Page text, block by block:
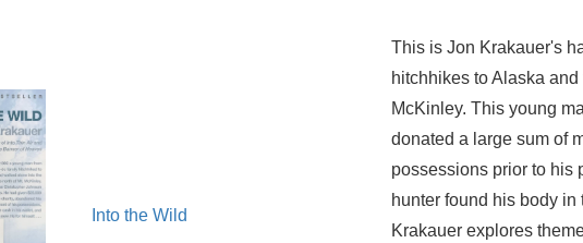
Into the Wild
This is Jon Krakauer's
hitchhikes to Alaska
McKinley. This young
donated a large sum of
possessions prior to his
hunter found his body
Krakauer explores